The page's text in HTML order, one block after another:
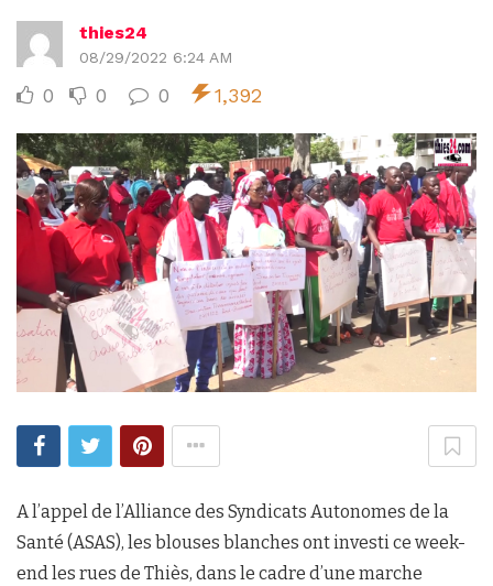
thies24
08/29/2022 6:24 AM
0 0 0 1,392
A l’appel de l’Alliance des Syndicats Autonomes de la
Santé (ASAS), les blouses blanches ont investi ce week-
end les rues de Thiès, dans le cadre d’une marche